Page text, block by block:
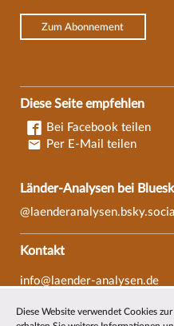
Zum Abonnement
Diese Seite empfehlen
Bei Facebook teilen
Per E-Mail teilen
Länder-Analysen bei
@laenderanalysen.bsky.social
Kontakt
info@laender-analysen.de
Diese Website verwendet Cookies